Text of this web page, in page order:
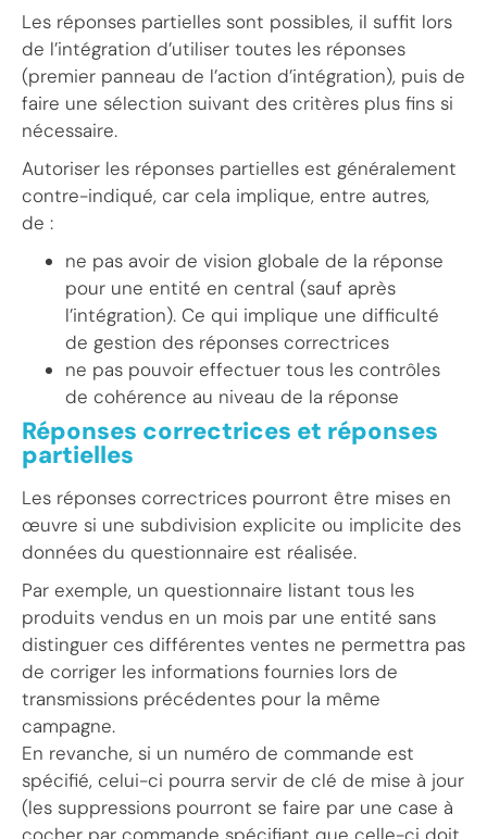
Les réponses partielles sont possibles, il suffit lors
de l’intégration d’utiliser toutes les réponses
(premier panneau de l’action d’intégration), puis de
faire une sélection suivant des critères plus fins si
nécessaire.
Autoriser les réponses partielles est généralement
contre-indiqué, car cela implique, entre autres,
de :
ne pas avoir de vision globale de la réponse
pour une entité en central (sauf après
l’intégration). Ce qui implique une difficulté
de gestion des réponses correctrices
ne pas pouvoir effectuer tous les contrôles
de cohérence au niveau de la réponse
Réponses correctrices et réponses
partielles
Les réponses correctrices pourront être mises en
œuvre si une subdivision explicite ou implicite des
données du questionnaire est réalisée.
Par exemple, un questionnaire listant tous les
produits vendus en un mois par une entité sans
distinguer ces différentes ventes ne permettra pas
de corriger les informations fournies lors de
transmissions précédentes pour la même
campagne.
En revanche, si un numéro de commande est
spécifié, celui-ci pourra servir de clé de mise à jour
(les suppressions pourront se faire par une case à